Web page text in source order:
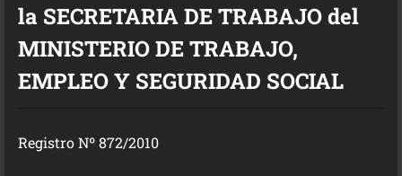
la SECRETARIA DE TRABAJO del
MINISTERIO DE TRABAJO,
EMPLEO Y SEGURIDAD SOCIAL
Registro Nº 872/2010